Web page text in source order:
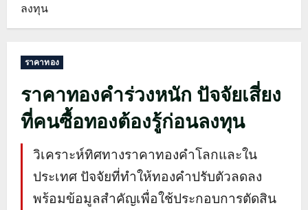
ลงทุน
ราคาทอง
ราคาทองคำร่วงหนัก ปัจจัยเสี่ยง
ที่คนซื้อทองต้องรู้ก่อนลงทุน
วิเคราะห์ทิศทางราคาทองคำโลกและใน
ประเทศ ปัจจัยที่ทำให้ทองคำปรับตัวลดลง
พร้อมข้อมูลสำคัญเพื่อใช้ประกอบการตัดสิน